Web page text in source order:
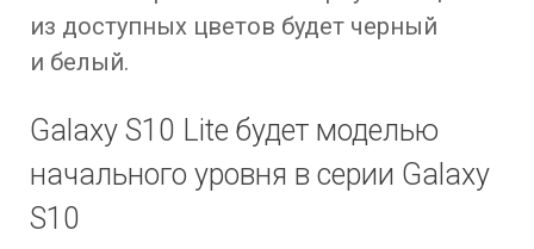
из доступных цветов будет черный
и белый.
Galaxy S10 Lite будет моделью
начального уровня в серии Galaxy
S10